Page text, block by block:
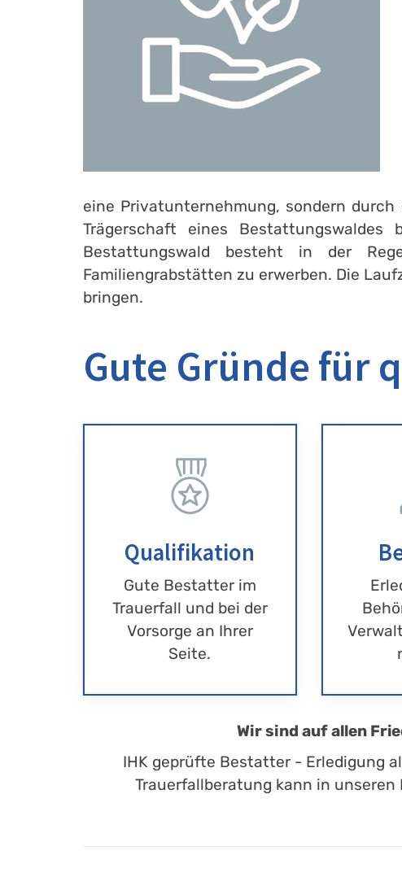
eine Privatunternehmung, sondern
Trägerschaft eines
Bestattungswald besteht in der
Familiengrabstätten zu erwerben. Die
bringen.
Gute Gründe für
Qualifikation
Gute Bestatter im
Trauerfall und bei der
Vorsorge an Ihrer
Seite.
Wir sind auf allen
IHK geprüfte Bestatter - Erledigung
Trauerfallberatung kann in